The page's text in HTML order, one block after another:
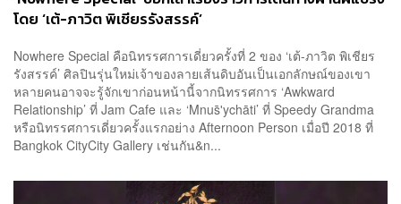
โดย ‘เต้-ภาวิต พิเชียรรังสรรค์’
Nowhere Special คือนิทรรศการเดี่ยวครั้งที่ 2 ของ ‘เต้-ภาวิต พิเชียร
รังสรรค์’ ศิลปินรุ่นใหม่เจ้าของลายเส้นดิบอันเป็นเอกลักษณ์ของเขา
หลายคนอาจจะรู้จักเขาก่อนหน้านี้จากนิทรรศการ ‘Awkward
Relationship’ ที่ Jam Cafe และ ‘Mnus̄ʹychāti’ ที่ Speedy Grandma
หรือนิทรรศการเดี่ยวครั้งแรกอย่าง Afternoon Person เมื่อปี 2018 ที่
Bangkok CityCity Gallery เช่นกัน&n...